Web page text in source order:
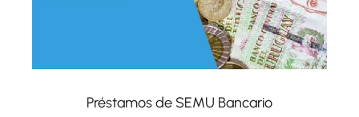
Préstamos de SEMU Bancario